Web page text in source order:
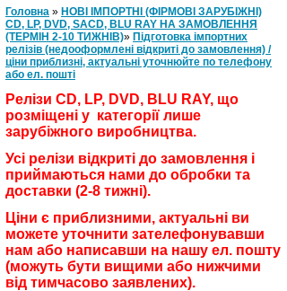
Головна » НОВІ ІМПОРТНІ (ФІРМОВІ ЗАРУБІЖНІ)
CD, LP, DVD, SACD, BLU RAY НА ЗАМОВЛЕННЯ
(ТЕРМІН 2-10 ТИЖНІВ)» Підготовка імпортних
релізів (недооформлені відкриті до замовлення) /
ціни приблизні, актуальні уточнюйте по телефону
або ел. пошті
Релізи CD, LP, DVD, BLU RAY, що
розміщені у категорії лише
зарубіжного виробництва.
Усі релізи відкриті до замовлення і
приймаються нами до обробки та
доставки (2-8 тижні).
Ціни є приблизними, актуальні ви
можете уточнити зателефонувавши
нам або написавши на нашу ел. пошту
(можуть бути вищими або нижчими
від тимчасово заявлених).